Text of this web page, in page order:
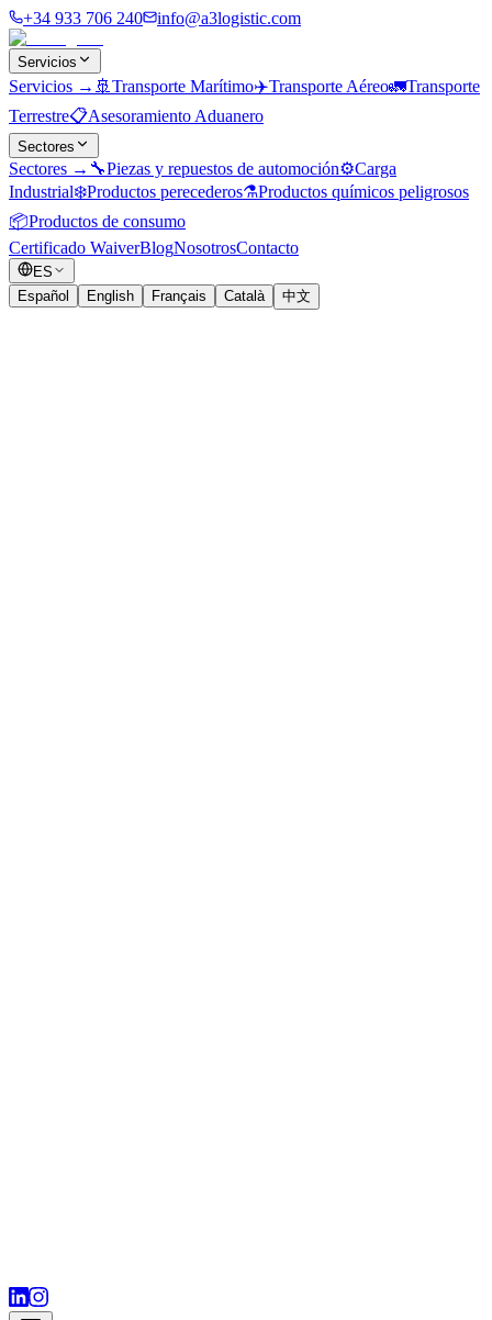
+34 933 706 240 info@a3logistic.com
Servicios
Servicios → 🚢 Transporte Marítimo✈️Transporte Aéreo🚛Transporte
Terrestre📋Asesoramiento Aduanero
Sectores
Sectores → 🔧Piezas y repuestos de automoción⚙️Carga
Industrial❄️Productos perecederos⚗️Productos químicos peligrosos
📦Productos de consumo
Certificado WaiverBlogNosotrosContacto
ES
Español
English Français Català 中文